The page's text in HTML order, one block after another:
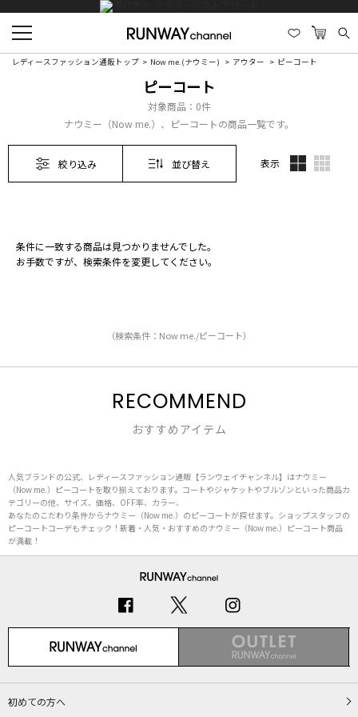
レディースファッション通販トップ Now me.(ナウミー) アウター ピーコート
ピーコート
対象商品： 0件
ナウミー（Now me.）、ピーコートの商品一覧です。
絞り込み 並び替え 表示
条件に一致する商品は見つかりませんでした。
お手数ですが、検索条件を変更してください。
（検索条件：Now me./ピーコート）
RECOMMEND
おすすめアイテム
人気ブランドの公式、レディースファッション通販【ランウェイチャンネル】はナウミー
（Now me.）ピーコートを取り揃えております。コートやジャケットやブルゾンといった商品カ
テゴリーの他、サイズ、価格、OFF率、カラー、
あなたのこだわり条件からナウミー（Now me.）のピーコートが探せます。ショップスタッフの
ピーコートコーデもチェック！新着・人気・おすすめのナウミー（Now me.）ピーコート商品
が満載！
初めての方へ